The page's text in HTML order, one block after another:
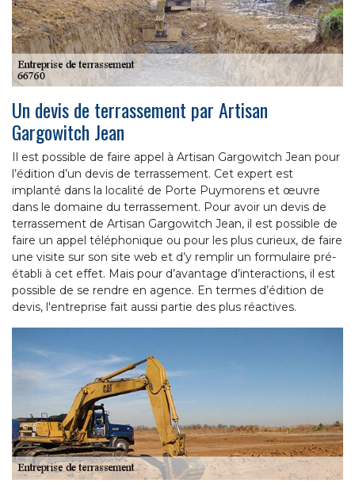
Un devis de terrassement par Artisan
Gargowitch Jean
Il est possible de faire appel à Artisan Gargowitch Jean pour
l’édition d’un devis de terrassement. Cet expert est
implanté dans la localité de Porte Puymorens et œuvre
dans le domaine du terrassement. Pour avoir un devis de
terrassement de Artisan Gargowitch Jean, il est possible de
faire un appel téléphonique ou pour les plus curieux, de faire
une visite sur son site web et d’y remplir un formulaire pré-
établi à cet effet. Mais pour d’avantage d’interactions, il est
possible de se rendre en agence. En termes d’édition de
devis, l'entreprise fait aussi partie des plus réactives.